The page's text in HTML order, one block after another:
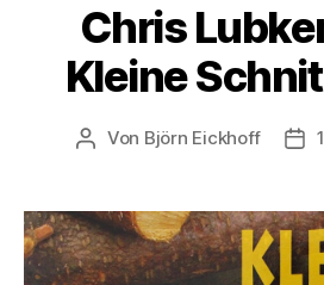
Chris
Kleine
Beitragsautor
Von Björn Eickhoff